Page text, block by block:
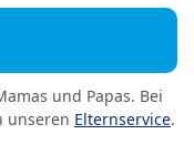
und Papas. Bei
unseren Elternservice.